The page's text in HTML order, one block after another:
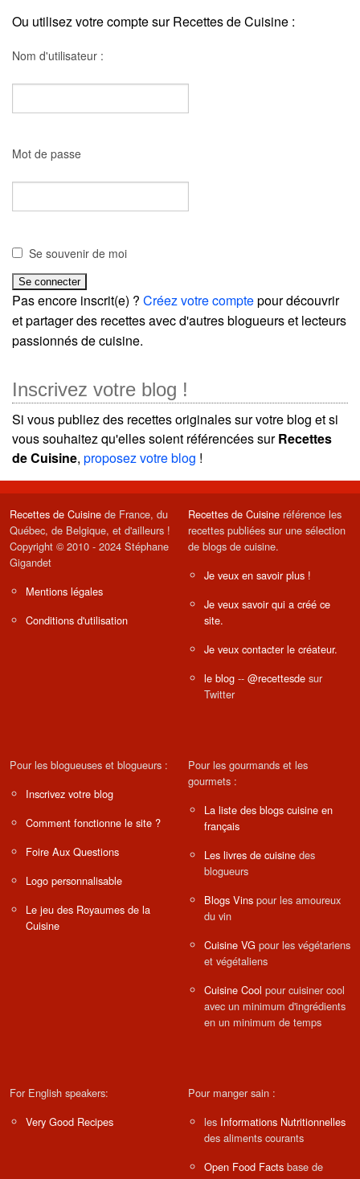
Ou utilisez votre compte sur Recettes de Cuisine :
Nom d'utilisateur :
Mot de passe
Se souvenir de moi
Pas encore inscrit(e) ? Créez votre comptepour découvrir
et partager des recettes avec d'autres blogueurs et lecteurs
passionnés de cuisine.
Inscrivez votre blog !
Si vous publiez des recettes originales sur votre blog et si
vous souhaitez qu'elles soient référencées surRecettes
de Cuisine, proposez votre blog !
Recettes de Cuisine de France, du
Québec, de Belgique, et d'ailleurs !
Copyright © 2010 - 2024 Stéphane
Gigandet
Mentions légales
Conditions d'utilisation
Recettes de Cuisine référence les
recettes publiées sur une sélection
de blogs de cuisine.
Je veux en savoir plus !
Je veux savoir qui a créé ce
site.
Je veux contacter le créateur.
le blog -- @recettesde sur
Twitter
Pour les blogueuses et blogueurs :
Inscrivez votre blog
Comment fonctionne le site ?
Foire Aux Questions
Logo personnalisable
Le jeu des Royaumes de la
Cuisine
Pour les gourmands et les
gourmets :
La liste des blogs cuisine en
français
Les livres de cuisine des
blogueurs
Blogs Vins pour les amoureux
du vin
Cuisine VG pour les végétariens
et végétaliens
Cuisine Cool pour cuisiner cool
avec un minimum d'ingrédients
en un minimum de temps
For English speakers:
Very Good Recipes
Pour manger sain :
les Informations Nutritionnelles
des aliments courants
Open Food Facts base de